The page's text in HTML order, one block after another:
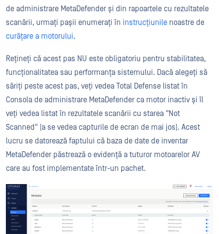
de administrare MetaDefender și din rapoartele cu rezultatele
scanării, urmați pașii enumerați în instrucțiunile noastre de
curățare a motorului.
Rețineți că acest pas NU este obligatoriu pentru stabilitatea,
funcționalitatea sau performanța sistemului. Dacă alegeți să
săriți peste acest pas, veți vedea Total Defense listat în
Consola de administrare MetaDefender ca motor inactiv și îl
veți vedea listat în rezultatele scanării cu starea "Not
Scanned" (a se vedea capturile de ecran de mai jos). Acest
lucru se datorează faptului că baza de date de inventar
MetaDefender păstrează o evidență a tuturor motoarelor AV
care au fost implementate într-un pachet.